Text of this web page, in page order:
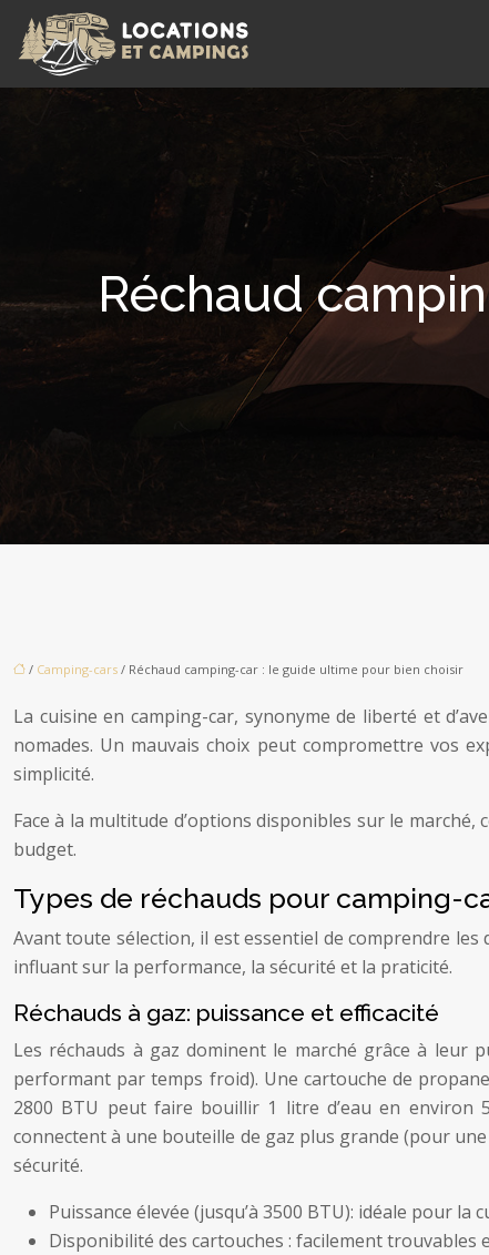
Réchaud
/ Camping-cars / Réchaud camping-car : le guide ultime pour bien choisir
La cuisine en camping-car, synonyme de liberté et
nomades. Un mauvais choix peut compromettre vos
simplicité.
Face à la multitude d’options disponibles sur le
budget.
Types de réchauds pour camping-
Avant toute sélection, il est essentiel de comprendre
influant sur la performance, la sécurité et la praticité.
Réchauds à gaz: puissance et efficacité
Les réchauds à gaz dominent le marché grâce à leur
performant par temps froid). Une cartouche de
2800 BTU peut faire bouillir 1 litre d’eau en environ
connectent à une bouteille de gaz plus grande (pour
sécurité.
Puissance élevée (jusqu’à 3500 BTU): idéale pour la
Disponibilité des cartouches : facilement trouvables